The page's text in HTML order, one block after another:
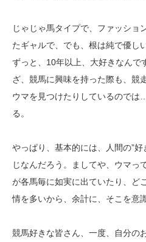
じゃじゃ馬タイプで、ファッショ
たギャルで、でも、根は純で優し
ずっと、10年以上、大好きなんで
ざ、競馬に興味を持った際も、競
ウマを見つけたりしているので
る。
やっぱり、基本的には、人間の”
じなんだろう。ましてや、ウマっ
が各馬毎に如実に出ていたり、ど
情を多いから、余計に、そこを意
競馬好きな皆さん、一度、自分の